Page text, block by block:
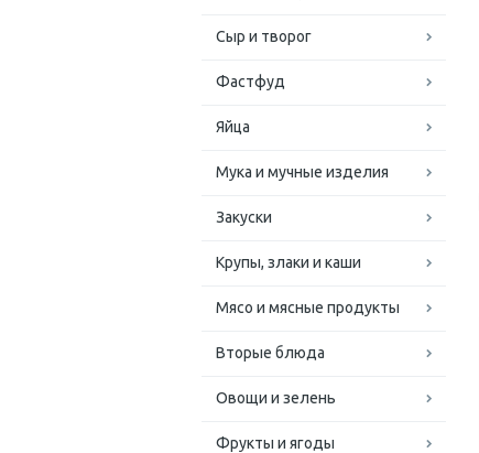
Сыр и творог
Фастфуд
Яйца
Мука и мучные изделия
Закуски
Крупы, злаки и каши
Мясо и мясные продукты
Вторые блюда
Овощи и зелень
Фрукты и ягоды